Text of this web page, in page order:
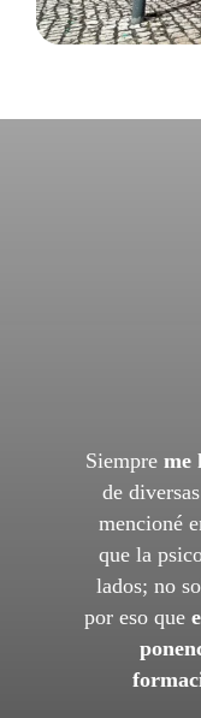
Siempre me
de
mencioné
que la
lados; no
por eso que